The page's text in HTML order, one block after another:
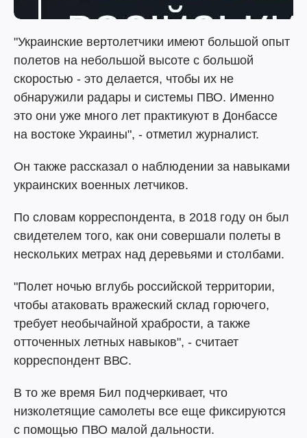
"Украинские вертолетчики имеют большой опыт
полетов на небольшой высоте с большой
скоростью - это делается, чтобы их не
обнаружили радары и системы ПВО. Именно
это они уже много лет практикуют в Донбассе
на востоке Украины", - отметил журналист.
Он также рассказал о наблюдении за навыками
украинских военных летчиков.
По словам корреспондента, в 2018 году он был
свидетелем того, как они совершали полеты в
нескольких метрах над деревьями и столбами.
"Полет ночью вглубь российской территории,
чтобы атаковать вражеский склад горючего,
требует необычайной храбрости, а также
отточенных летных навыков", - считает
корреспондент ВВС.
В то же время Бил подчеркивает, что
низколетящие самолеты все еще фиксируются
с помощью ПВО малой дальности.